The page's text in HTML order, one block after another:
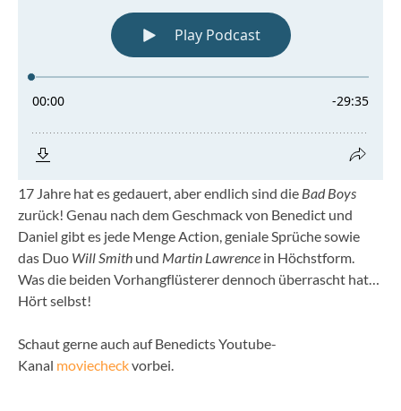
17 Jahre hat es gedauert, aber endlich sind die Bad Boys
zurück! Genau nach dem Geschmack von Benedict und
Daniel gibt es jede Menge Action, geniale Sprüche sowie
das Duo Will Smith und Martin Lawrence in Höchstform.
Was die beiden Vorhangflüsterer dennoch überrascht hat…
Hört selbst!
Schaut gerne auch auf Benedicts Youtube-
Kanal moviecheckvorbei.